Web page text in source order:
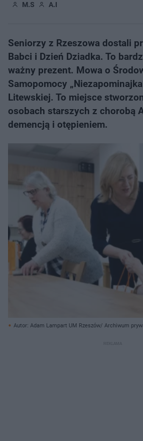
M.S A.I
Seniorzy z Rzeszowa dostali
Babci i Dzień Dziadka. To
ważny prezent. Mowa o
Samopomocy
Litewskiej. To miejsce
osobach starszych z chorobą
demencją i otępieniem.
Autor: Adam Lampart UM Rzeszów/ Archiwum